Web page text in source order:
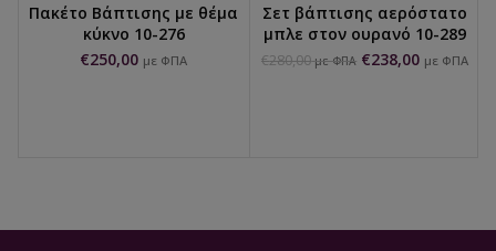
Πακέτο Βάπτισης με θέμα
κύκνο 10-276
€250,00 με ΦΠΑ
Σετ βάπτισης αερόστατο
μπλε στον ουρανό 10-289
€280,00 με ΦΠΑ €238,00 με ΦΠΑ